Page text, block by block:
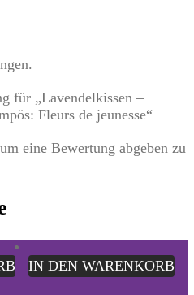
für „Lavendelkissen –
Fleurs de jeunesse“
eine Bewertung abgeben zu
IN DEN WARENKORB